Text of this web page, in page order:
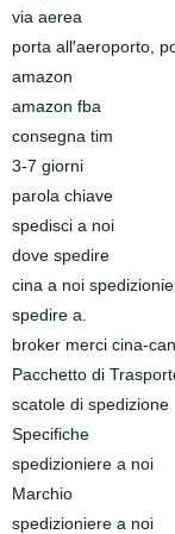
via aerea
porta all′aeroporto,
amazon
amazon fba
consegna tim
3-7 giorni
parola chiave
spedisci a noi
dove spedire
cina a noi
spedire a.
broker merci cina-
Pacchetto di
scatole di spedizione
Specifiche
spedizioniere a noi
Marchio
spedizioniere a noi